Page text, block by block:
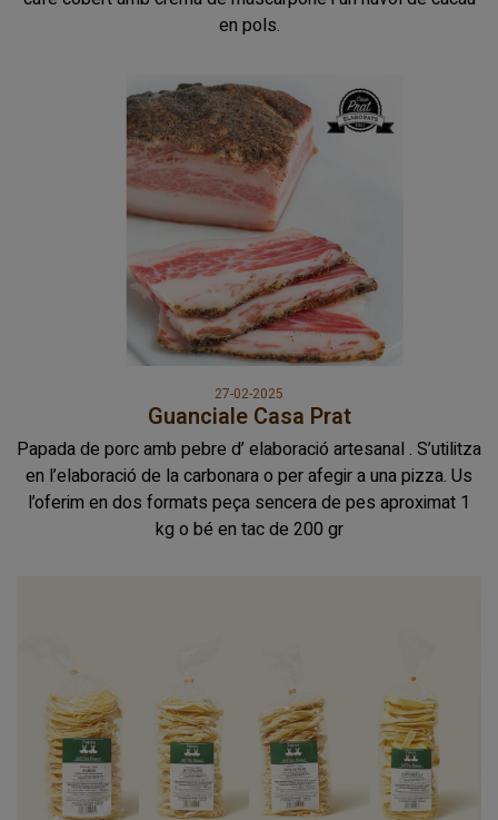
en pols.
27-02-2025
Guanciale Casa Prat
Papada de porc amb pebre d’ elaboració artesanal . S’utilitza
en l’elaboració de la carbonara o per afegir a una pizza. Us
l’oferim en dos formats peça sencera de pes aproximat 1
kg o bé en tac de 200 gr